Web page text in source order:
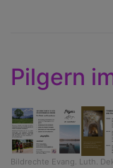
Pilgern
Bildrechte Evang. Luth.